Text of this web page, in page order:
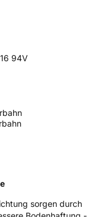
94V
sorgen durch